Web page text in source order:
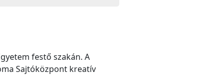
festő szakán. A
Sajtóközpont kreatív